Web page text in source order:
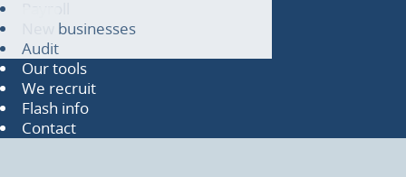
New businesses
Audit
Our tools
We recruit
Flash info
Contact